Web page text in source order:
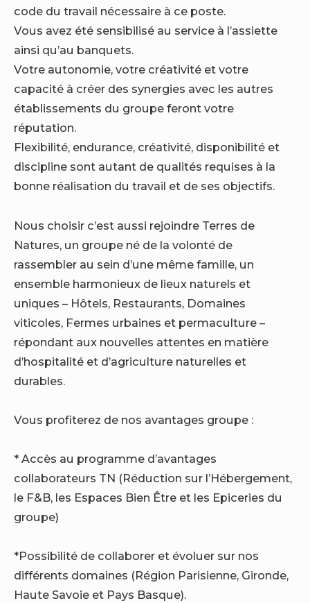
code du travail nécessaire à ce poste.
Vous avez été sensibilisé au service à l’assiette
ainsi qu’au banquets.
Votre autonomie, votre créativité et votre
capacité à créer des synergies avec les autres
établissements du groupe feront votre
réputation.
Flexibilité, endurance, créativité, disponibilité et
discipline sont autant de qualités requises à la
bonne réalisation du travail et de ses objectifs.
Nous choisir c’est aussi rejoindre Terres de
Natures, un groupe né de la volonté de
rassembler au sein d’une même famille, un
ensemble harmonieux de lieux naturels et
uniques – Hôtels, Restaurants, Domaines
viticoles, Fermes urbaines et permaculture –
répondant aux nouvelles attentes en matière
d’hospitalité et d’agriculture naturelles et
durables.
Vous profiterez de nos avantages groupe :
* Accès au programme d’avantages
collaborateurs TN (Réduction sur l’Hébergement,
le F&B, les Espaces Bien Être et les Epiceries du
groupe)
*Possibilité de collaborer et évoluer sur nos
différents domaines (Région Parisienne, Gironde,
Haute Savoie et Pays Basque).